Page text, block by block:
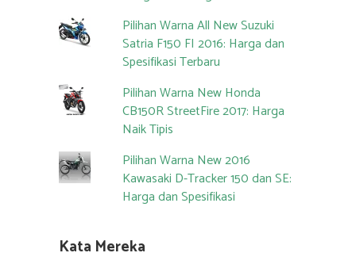
Pilihan Warna All New Suzuki
Satria F150 FI 2016: Harga dan
Spesifikasi Terbaru
Pilihan Warna New Honda
CB150R StreetFire 2017: Harga
Naik Tipis
Pilihan Warna New 2016
Kawasaki D-Tracker 150 dan SE:
Harga dan Spesifikasi
Kata Mereka